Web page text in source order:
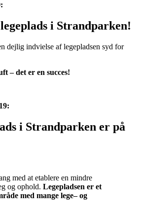
i Strandparken!
dejlig indvielse af legepladsen syd for
– det er en succes!
i Strandparken er på
med at etablere en mindre
og ophold. Legepladsen er et
med mange lege– og